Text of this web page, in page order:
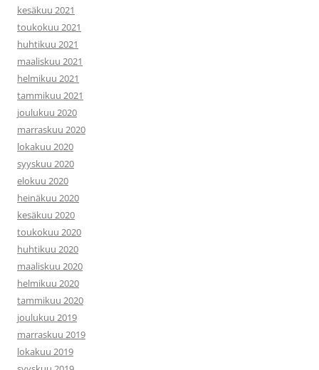
kesäkuu 2021
toukokuu 2021
huhtikuu 2021
maaliskuu 2021
helmikuu 2021
tammikuu 2021
joulukuu 2020
marraskuu 2020
lokakuu 2020
syyskuu 2020
elokuu 2020
heinäkuu 2020
kesäkuu 2020
toukokuu 2020
huhtikuu 2020
maaliskuu 2020
helmikuu 2020
tammikuu 2020
joulukuu 2019
marraskuu 2019
lokakuu 2019